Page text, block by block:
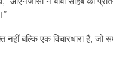
नहीं बल्कि एक विचारधारा हैं,